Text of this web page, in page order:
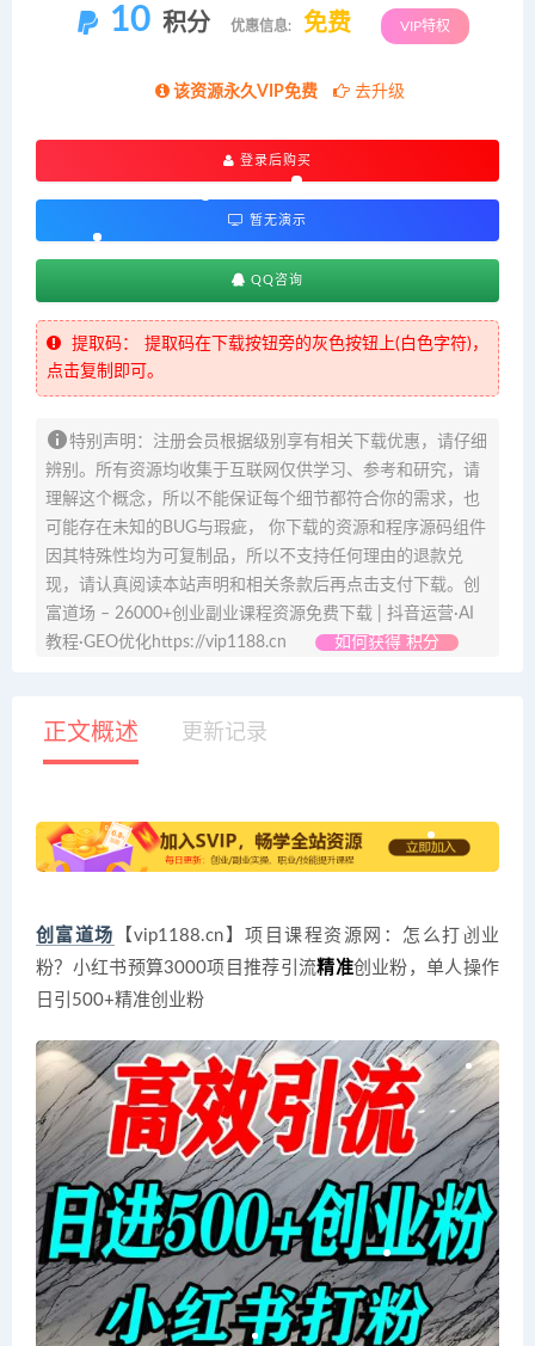
10 积分 优惠信息: 免费 VIP特权
该资源永久VIP免费 去升级
登录后购买
暂无演示
QQ咨询
提取码：
提取码在下载按钮旁的灰色按钮上(白色字符)，
点击复制即可。
特别声明：注册会员根据级别享有相关下载优惠，请仔细
辨别。所有资源均收集于互联网仅供学习、参考和研究，请
理解这个概念，所以不能保证每个细节都符合你的需求，也
可能存在未知的BUG与瑕疵， 你下载的资源和程序源码组件
因其特殊性均为可复制品，所以不支持任何理由的退款兑
现，请认真阅读本站声明和相关条款后再点击支付下载。创
富道场 – 26000+创业副业课程资源免费下载 | 抖音运营·AI
教程·GEO优化https://vip1188.cn
如何获得 积分
正文概述 更新记录
创富道场
【vip1188.cn】项目课程资源网：怎么打创业
粉？小红书预算3000项目推荐引流精准创业粉，单人操作
日引500+精准创业粉